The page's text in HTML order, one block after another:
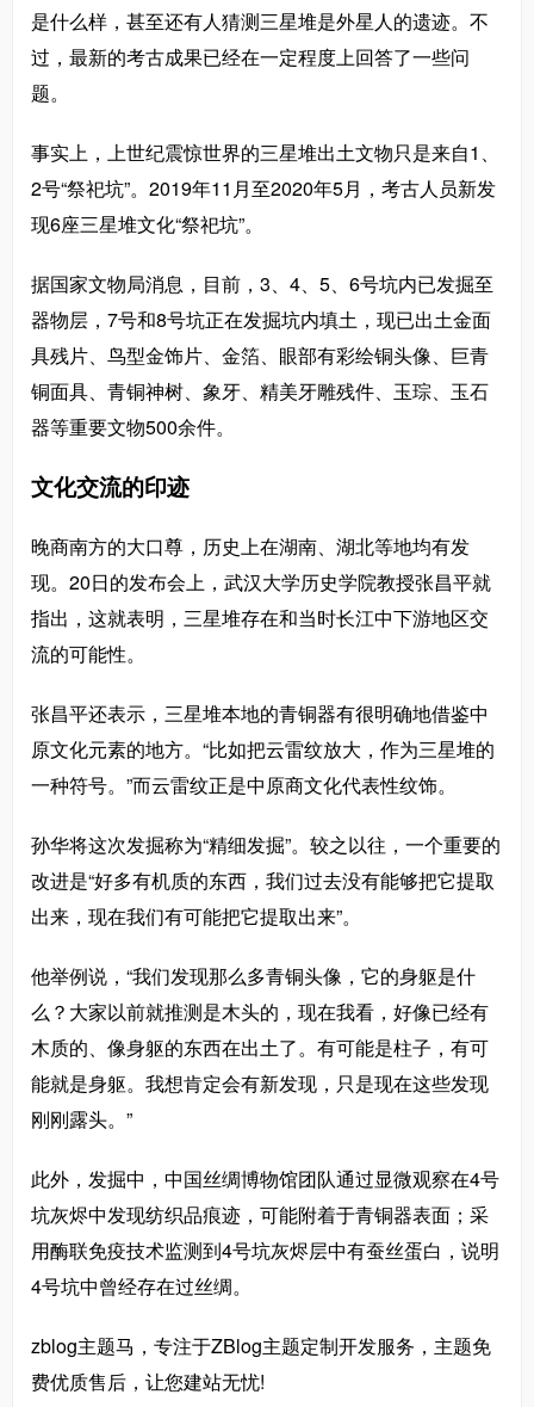
是什么样，甚至还有人猜测三星堆是外星人的遗迹。不
过，最新的考古成果已经在一定程度上回答了一些问
题。
事实上，上世纪震惊世界的三星堆出土文物只是来自1、
2号“祭祀坑”。2019年11月至2020年5月，考古人员新发
现6座三星堆文化“祭祀坑”。
据国家文物局消息，目前，3、4、5、6号坑内已发掘至
器物层，7号和8号坑正在发掘坑内填土，现已出土金面
具残片、鸟型金饰片、金箔、眼部有彩绘铜头像、巨青
铜面具、青铜神树、象牙、精美牙雕残件、玉琮、玉石
器等重要文物500余件。
文化交流的印迹
晚商南方的大口尊，历史上在湖南、湖北等地均有发
现。20日的发布会上，武汉大学历史学院教授张昌平就
指出，这就表明，三星堆存在和当时长江中下游地区交
流的可能性。
张昌平还表示，三星堆本地的青铜器有很明确地借鉴中
原文化元素的地方。“比如把云雷纹放大，作为三星堆的
一种符号。”而云雷纹正是中原商文化代表性纹饰。
孙华将这次发掘称为“精细发掘”。较之以往，一个重要的
改进是“好多有机质的东西，我们过去没有能够把它提取
出来，现在我们有可能把它提取出来”。
他举例说，“我们发现那么多青铜头像，它的身躯是什
么？大家以前就推测是木头的，现在我看，好像已经有
木质的、像身躯的东西在出土了。有可能是柱子，有可
能就是身躯。我想肯定会有新发现，只是现在这些发现
刚刚露头。”
此外，发掘中，中国丝绸博物馆团队通过显微观察在4号
坑灰烬中发现纺织品痕迹，可能附着于青铜器表面；采
用酶联免疫技术监测到4号坑灰烬层中有蚕丝蛋白，说明
4号坑中曾经存在过丝绸。
zblog主题马，专注于ZBlog主题定制开发服务，主题免
费优质售后，让您建站无忧!